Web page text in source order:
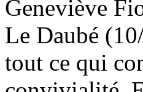
Geneviève
Le Daubé
tout ce qui